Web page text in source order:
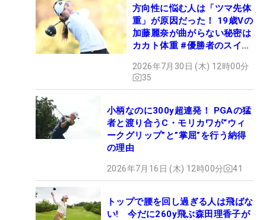
方向性に悩む人は「ツマ先体
重」が原因だった！ 19歳Vの
加藤麗奈が曲がらない秘密は
カカト体重 #優勝者のスイン
2026年7月30日 (木) 12時00分
35
小柄なのに300y超連発！ PGAの猛
者と渡り合うC・モリカワが“ウィ
ークグリップ”と”掌屈”を行う納得
の理由
2026年7月16日 (木) 12時00分 41
トップで腰を回し過ぎる人は飛ばな
い! 今だに260y飛ぶ森田理香子が